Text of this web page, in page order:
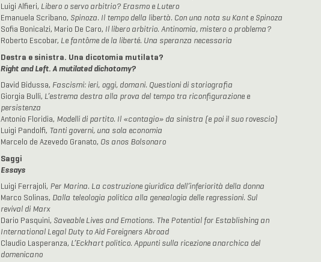
Luigi Alfieri, Libero o servo arbitrio? Erasmo e Lutero
Emanuela Scribano, Spinoza. Il tempo della libertà. Con una nota su Kant e Spinoza
Sofia Bonicalzi, Mario De Caro, Il libero arbitrio. Antinomia, mistero o problema?
Roberto Escobar, Le fantôme de la liberté. Una speranza necessaria
Destra e sinistra. Una dicotomia mutilata?
Right and Left. A mutilated dichotomy?
David Bidussa, Fascismi: ieri, oggi, domani. Questioni di storiografia
Giorgia Bulli, L’estrema destra alla prova del tempo tra riconfigurazione e
persistenza
Antonio Floridia, Modelli di partito. Il «contagio» da sinistra (e poi il suo rovescio)
Luigi Pandolfi, Tanti governi, una sola economia
Marcelo de Azevedo Granato, Os anos Bolsonaro
Saggi
Essays
Luigi Ferrajoli, Per Marina. La costruzione giuridica dell’inferiorità della donna
Marco Solinas, Dalla teleologia politica alla genealogia delle regressioni. Sul
revival di Marx
Dario Pasquini, Saveable Lives and Emotions. The Potential for Establishing an
International Legal Duty to Aid Foreigners Abroad
Claudio Lasperanza, L’Eckhart politico. Appunti sulla ricezione anarchica del
domenicano